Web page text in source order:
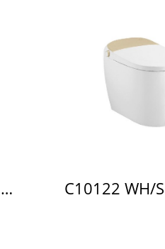
C10122 WH/GG สุขภัณฑ์อัตโนมัติ รุ่น Squibb Closet